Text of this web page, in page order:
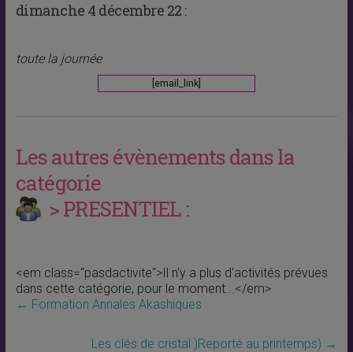
dimanche 4 décembre 22 :
toute la journée
[email_link]
Les autres évènements dans la
catégorie
> PRESENTIEL :
<em class="pasdactivite">Il n'y a plus d'activités prévues
dans cette catégorie, pour le moment...</em>
← Formation Annales Akashiques
Les clés de cristal )Reporté au printemps) →